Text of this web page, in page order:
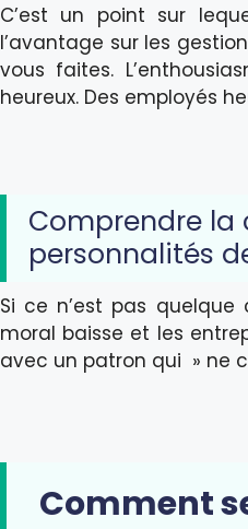
C’est un point sur
l’avantage sur les
vous faites.
heureux. Des employés
Comprendre la
personnalités
Si ce n’est pas
moral baisse et les
avec un patron qui » ne
Comment